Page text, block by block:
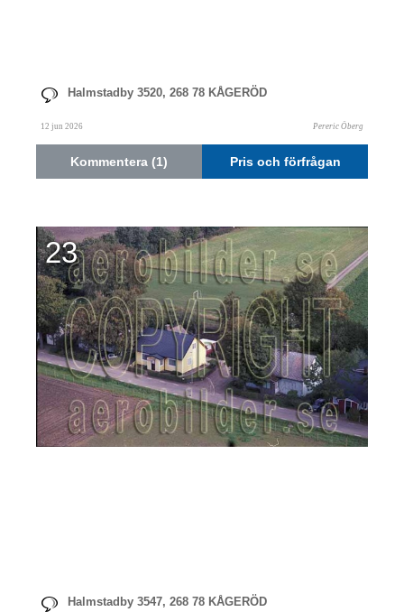
Halmstadby 3520, 268 78 KÅGERÖD
12 jun 2026 Pereric Öberg
Kommentera (1) Pris och förfrågan
23
Halmstadby 3547, 268 78 KÅGERÖD